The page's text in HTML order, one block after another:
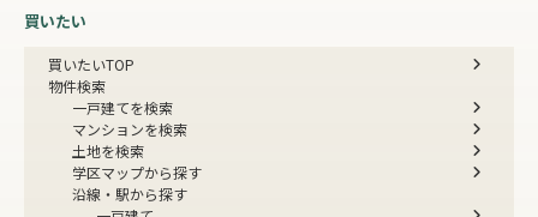
買いたい
買いたいTOP
物件検索
一戸建てを検索
マンションを検索
土地を検索
学区マップから探す
沿線・駅から探す